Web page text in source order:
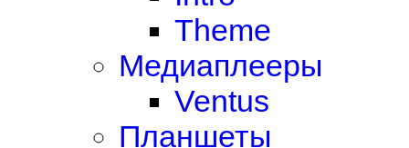
Theme
Медиаплееры
Ventus
Планшеты